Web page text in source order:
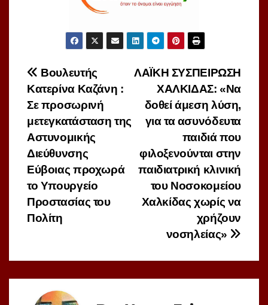
Πλοήγηση
άρθρων
ΛΑΪΚΗ ΣΥΣΠΕΙΡΩΣΗ
ΧΑΛΚΙΔΑΣ: «Να
δοθεί άμεση λύση,
για τα ασυνόδευτα
παιδιά που
φιλοξενούνται στην
παιδιατρική κλινική
του Νοσοκομείου
Χαλκίδας χωρίς να
χρήζουν
νοσηλείας»
Βουλευτής
Κατερίνα Καζάνη :
Σε προσωρινή
μετεγκατάσταση της
Αστυνομικής
Διεύθυνσης
Εύβοιας προχωρά
το Υπουργείο
Προστασίας του
Πολίτη